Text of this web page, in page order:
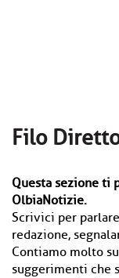
Filo
Questa sezione ti
OlbiaNotizie.
Scrivici per
redazione,
Contiamo molto
suggerimenti che